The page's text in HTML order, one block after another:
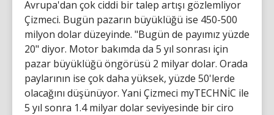
Avrupa'dan çok ciddi bir talep artışı gözlemliyor
Çizmeci. Bugün pazarın büyüklüğü ise 450-500
milyon dolar düzeyinde. "Bugün de payımız yüzde
20" diyor. Motor bakımda da 5 yıl sonrası için
pazar büyüklüğü öngörüsü 2 milyar dolar. Orada
paylarının ise çok daha yüksek, yüzde 50'lerde
olacağını düşünüyor. Yani Çizmeci myTECHNİC ile
5 yıl sonra 1.4 milyar dolar seviyesinde bir ciro